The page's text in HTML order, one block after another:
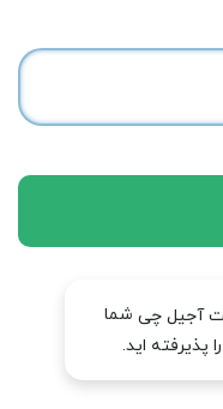
آجیل چی شما
پذیرفته اید.